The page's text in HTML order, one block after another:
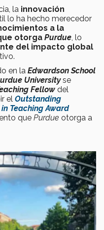
la innovación
lo ha hecho merecedor
a la
otorga Purdue , lo
del impacto global
en la Edwardson School
Universityse
Fellow del
el Outstanding
Teaching Award
que Purdue otorga a